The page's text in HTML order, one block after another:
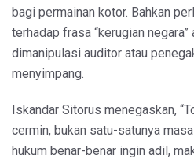
bagi permainan kotor. Bahkan
terhadap frasa “kerugian negara”
dimanipulasi auditor atau
menyimpang.
Iskandar Sitorus menegaskan,
cermin, bukan satu-satunya
hukum benar-benar ingin adil,